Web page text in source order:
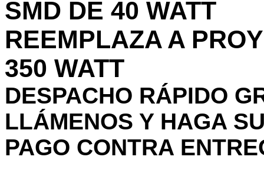
SMD DE 40 WATT
REEMPLAZA A
350 WATT
DESPACHO RÁPIDO
LLÁMENOS Y HAGA
PAGO CONTRA